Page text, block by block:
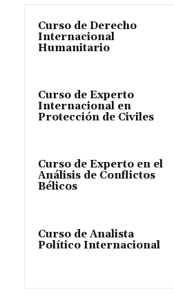
Curso de Derecho
Internacional
Humanitario
Curso de Experto
Internacional en
Protección de Civiles
Curso de Experto en el
Análisis de Conflictos
Bélicos
Curso de Analista
Político Internacional